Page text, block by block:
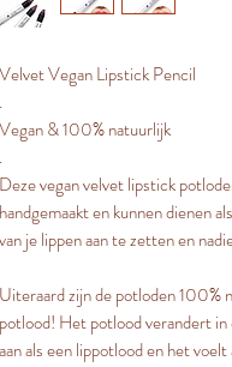
Velvet Vegan Lipstick Pencil
.
Vegan & 100% natuurlijk
.
Deze vegan velvet lipstick
handgemaakt en kunnen dienen
van je lippen aan te zetten en
Uiteraard zijn de potloden 100%
potlood! Het potlood verandert
aan als een lippotlood en het